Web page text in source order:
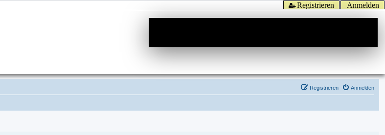
Anmelden
Registrieren
Anmelden
Registrieren